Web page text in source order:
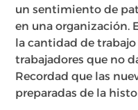
un sentimiento de
en una organización.
la cantidad de
trabajadores que no
Recordad que las
preparadas de la